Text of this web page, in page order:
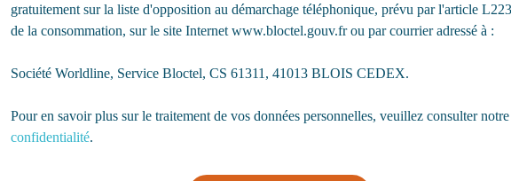
sur demande pour une première immersion. Le
prix est de 313 000 euros FAI dont 8000 euros
un prix net vendeur de 305 000 euros. Pour
vous invite à contacter Anthony Colias.
gratuitement sur la liste d'opposition au démarchage téléphonique, prévu par l'article
de la consommation, sur le site Internet www.bloctel.gouv.fr ou par courrier adressé à :
Société Worldline, Service Bloctel, CS 61311, 41013 BLOIS CEDEX.
Pour en savoir plus sur le traitement de vos données personnelles, veuillez consulter notre
confidentialité.